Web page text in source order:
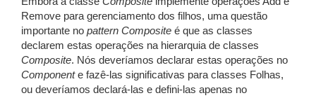
Remove para gerenciamento dos filhos, uma questão
importante no pattern Composite é que as classes
declarem estas operações na hierarquia de classes
Composite. Nós deveríamos declarar estas operações no
Componente fazê-las significativas para classes Folhas,
ou deveríamos declará-las e defini-las apenas no